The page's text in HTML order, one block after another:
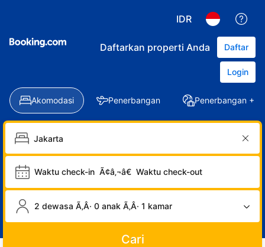
IDR
Daftarkan properti Anda Daftar
Login
Akomodasi Penerbangan Penerbangan +
Waktu check-in Ã¢â‚¬â€ Waktu check-out
2 dewasa Ã‚Â· 0 anak Ã‚Â· 1 kamar
Cari